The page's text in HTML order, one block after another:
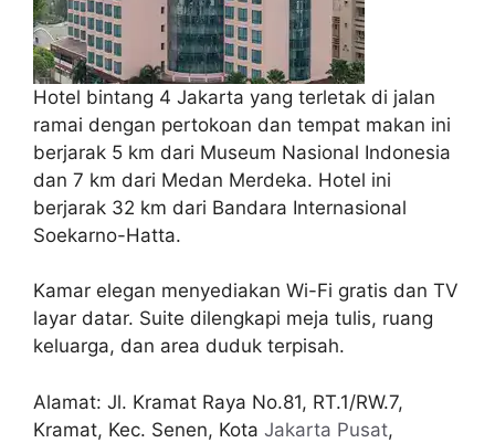
Hotel bintang 4 Jakarta yang terletak di jalan
ramai dengan pertokoan dan tempat makan ini
berjarak 5 km dari Museum Nasional Indonesia
dan 7 km dari Medan Merdeka. Hotel ini
berjarak 32 km dari Bandara Internasional
Soekarno-Hatta.
Kamar elegan menyediakan Wi-Fi gratis dan TV
layar datar. Suite dilengkapi meja tulis, ruang
keluarga, dan area duduk terpisah.
Alamat: Jl. Kramat Raya No.81, RT.1/RW.7,
Kramat, Kec. Senen, Kota Jakarta Pusat,